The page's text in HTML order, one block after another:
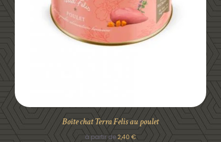
Boîte chat Terra Felis au poulet
à partir de2,40 €